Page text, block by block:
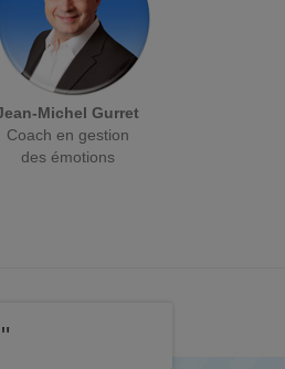
Michel Gurret
Coach en gestion
des émotions